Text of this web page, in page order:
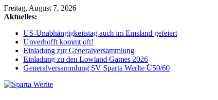
Zum
Inhalt
Freitag, August 7, 2026
Aktuelles:
US-Unabhängigkeitstag auch im Emsland gefeiert
Unverhofft kommt oft!
Einladung zur Generalversammlung
Einladung zu den Lowland Games 2026
Generalversammlung SV Sparta Werlte Ü50/60